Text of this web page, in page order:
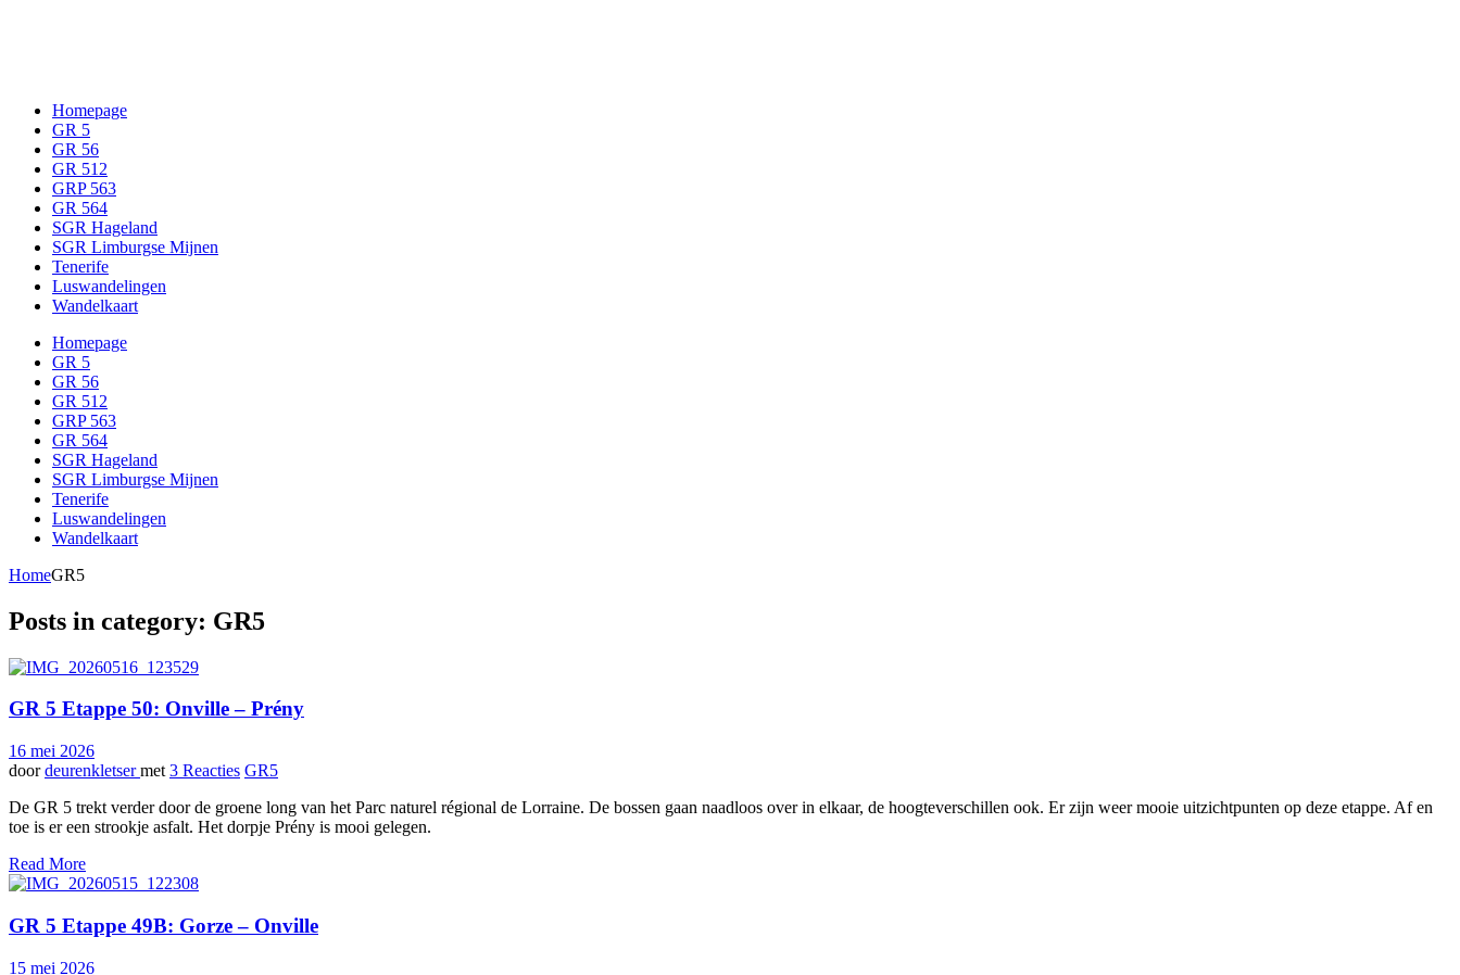
Homepage
GR 5
GR 56
GR 512
GRP 563
GR 564
SGR Hageland
SGR Limburgse Mijnen
Tenerife
Luswandelingen
Wandelkaart
Homepage
GR 5
GR 56
GR 512
GRP 563
GR 564
SGR Hageland
SGR Limburgse Mijnen
Tenerife
Luswandelingen
Wandelkaart
HomeGR5
Posts in category: GR5
GR 5 Etappe 50: Onville – Prény
16 mei 2026
door deurenkletsermet 3 Reacties GR5
De GR 5 trekt verder door de groene long van het Parc naturel régional de Lorraine. De bossen gaan naadloos over in elkaar, de hoogteverschillen ook. Er zijn weer mooie uitzichtpunten op deze etappe. Af en
toe is er een strookje asfalt. Het dorpje Prény is mooi gelegen.
Read More
GR 5 Etappe 49B: Gorze – Onville
15 mei 2026